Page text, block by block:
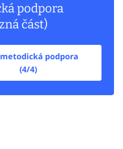
podpora
část)
podpora
(4/4)